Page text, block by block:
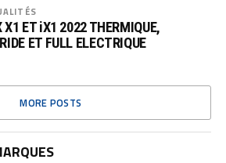
X1 ET iX1 2022 THERMIQUE,
ET FULL ELECTRIQUE
MORE POSTS